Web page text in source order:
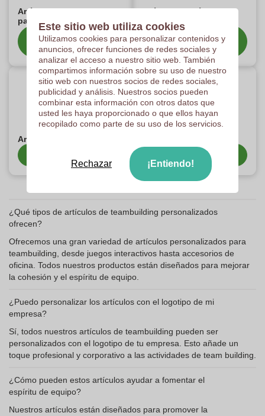
Artículos personalizados
para San Valentín
Categoría de
espectáculos
Artículos arcoíris
impresos
Categoría de
espectáculos
Artículos promocionales para bodas
Categoría de espectáculos
¿Qué tipos de artículos de teambuilding personalizados
ofrecen?
Ofrecemos una gran variedad de artículos personalizados para
teambuilding, desde juegos interactivos hasta accesorios de
oficina. Todos nuestros productos están diseñados para mejorar
la cohesión y el espíritu de equipo.
¿Puedo personalizar los artículos con el logotipo de mi
empresa?
Sí, todos nuestros artículos de teambuilding pueden ser
personalizados con el logotipo de tu empresa. Esto añade un
toque profesional y corporativo a las actividades de team building.
¿Cómo pueden estos artículos ayudar a fomentar el
espíritu de equipo?
Nuestros artículos están diseñados para promover la
Este sitio web utiliza cookies
Utilizamos cookies para personalizar contenidos y
anuncios, ofrecer funciones de redes sociales y
analizar el acceso a nuestro sitio web. También
compartimos información sobre su uso de nuestro
sitio web con nuestros socios de redes sociales,
publicidad y análisis. Nuestros socios pueden
combinar esta información con otros datos que
usted les haya proporcionado o que ellos hayan
recopilado como parte de su uso de los servicios.
Rechazar ¡Entiendo!